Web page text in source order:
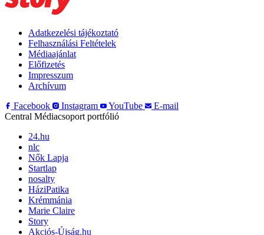
Adatkezelési tájékoztató
Felhasználási Feltételek
Médiaajánlat
Előfizetés
Impresszum
Archívum
Facebook
Instagram YouTube
E-mail
Central Médiacsoport portfólió
24.hu
nlc
Nők Lapja
Startlap
nosalty
HáziPatika
Krémmánia
Marie Claire
Story
Akciós-Újság.hu